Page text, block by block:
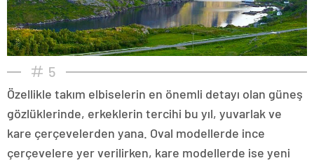
5
Özellikle takım elbiselerin en önemli detayı olan güneş
gözlüklerinde, erkeklerin tercihi bu yıl, yuvarlak ve
kare çerçevelerden yana. Oval modellerde ince
çerçevelere yer verilirken, kare modellerde ise yeni